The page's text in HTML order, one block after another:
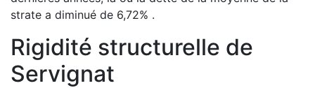
strate a diminué de 6,72% .
Rigidité structurelle de
Servignat